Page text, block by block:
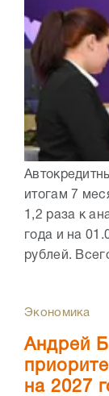
итогам 7
1,2 раза к
года и на
рублей.
Экономика
Андрей
на 2027